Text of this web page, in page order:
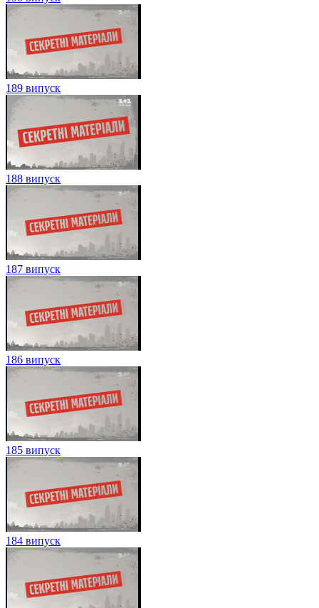
189 випуск
188 випуск
187 випуск
186 випуск
185 випуск
184 випуск